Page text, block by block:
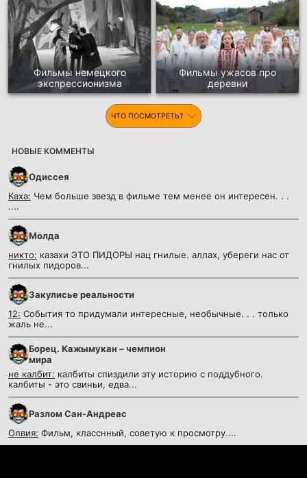
Фильмы немецкого
экспрессионизма
Фильмы ужасов про
деревни
ЧТО ПОСМОТРЕТЬ?
НОВЫЕ КОММЕНТЫ
Одиссея
Каха: Чем больше звезд в фильме тем менее он интересен. . .
....
Молда
никто: казахи ЭТО ПИДОРЫ нац гнилые. аллах, убереги нас от
гнилых пидоров...
Закулисье реальности
12: События то придумали интересные, необычные. . . только
жаль не...
Борец. Кажымукан – чемпион
мира
не калбит: калбиты спиздили эту историю с поддубного.
калбиты - это свиньи, едва...
Разлом Сан-Андреас
Олвия: Фильм, класснный, советую к просмотру....